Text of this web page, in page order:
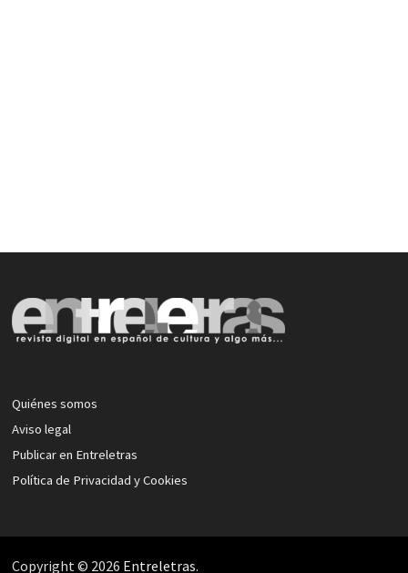
Quiénes somos
Aviso legal
Publicar en Entreletras
Política de Privacidad y Cookies
Copyright © 2026 Entreletras.